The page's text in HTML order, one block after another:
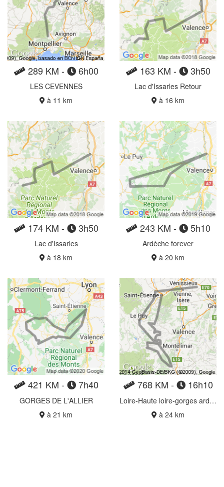
289 KM - 6h00
LES CEVENNES
à 11 km
163 KM - 3h50
Lac d'Issarles Retour
à 16 km
174 KM - 3h50
Lac d'Issarles
à 18 km
243 KM - 5h10
Ardèche forever
à 20 km
421 KM - 7h40
GORGES DE L'ALLIER
à 21 km
768 KM - 16h10
Loire-Haute loire-gorges ardeche
à 24 km